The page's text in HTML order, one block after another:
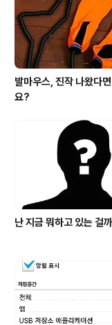
발마우스, 진작 나왔다
요?
난 지금 뭐하고 있는 걸